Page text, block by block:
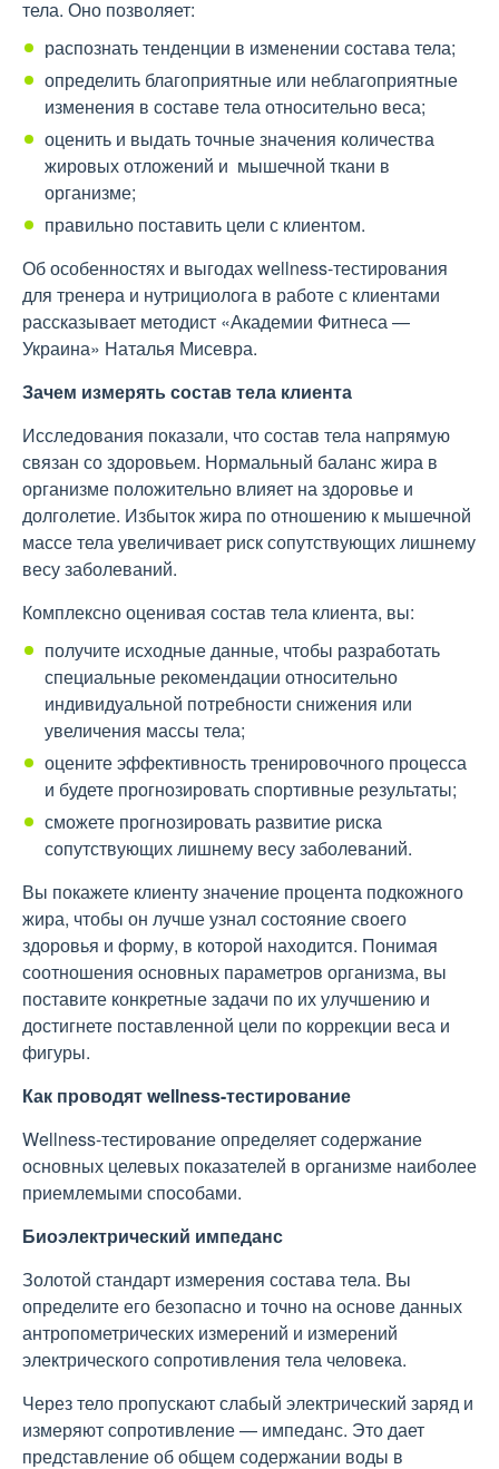
тела. Оно позволяет:
распознать тенденции в изменении состава тела;
определить благоприятные или неблагоприятные
изменения в составе тела относительно веса;
оценить и выдать точные значения количества
жировых отложений и мышечной ткани в
организме;
правильно поставить цели с клиентом.
Об особенностях и выгодах wellness-тестирования
для тренера и нутрициолога в работе с клиентами
рассказывает методист «Академии Фитнеса —
Украина» Наталья Мисевра.
Зачем измерять состав тела клиента
Исследования показали, что состав тела напрямую
связан со здоровьем. Нормальный баланс жира в
организме положительно влияет на здоровье и
долголетие. Избыток жира по отношению к мышечной
массе тела увеличивает риск сопутствующих лишнему
весу заболеваний.
Комплексно оценивая состав тела клиента, вы:
получите исходные данные, чтобы разработать
специальные рекомендации относительно
индивидуальной потребности снижения или
увеличения массы тела;
оцените эффективность тренировочного процесса
и будете прогнозировать спортивные результаты;
сможете прогнозировать развитие риска
сопутствующих лишнему весу заболеваний.
Вы покажете клиенту значение процента подкожного
жира, чтобы он лучше узнал состояние своего
здоровья и форму, в которой находится. Понимая
соотношения основных параметров организма, вы
поставите конкретные задачи по их улучшению и
достигнете поставленной цели по коррекции веса и
фигуры.
Как проводят wellness-тестирование
Wellness-тестирование определяет содержание
основных целевых показателей в организме наиболее
приемлемыми способами.
Биоэлектрический импеданс
Золотой стандарт измерения состава тела. Вы
определите его безопасно и точно на основе данных
антропометрических измерений и измерений
электрического сопротивления тела человека.
Через тело пропускают слабый электрический заряд и
измеряют сопротивление — импеданс. Это дает
представление об общем содержании воды в